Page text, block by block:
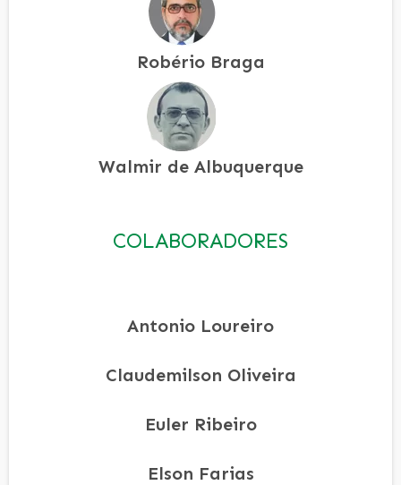
Robério Braga
Walmir de Albuquerque
COLABORADORES
Antonio Loureiro
Claudemilson Oliveira
Euler Ribeiro
Elson Farias